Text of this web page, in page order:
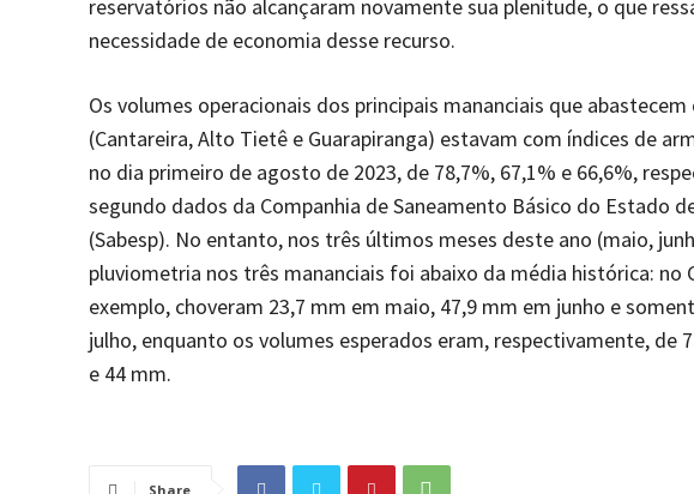
reservatórios não alcançaram novamente sua plenitude, o que
necessidade de economia desse recurso.
Os volumes operacionais dos principais mananciais que
(Cantareira, Alto Tietê e Guarapiranga) estavam com índices de
no dia primeiro de agosto de 2023, de 78,7%, 67,1% e 66,6%,
segundo dados da Companhia de Saneamento Básico do Estado
(Sabesp). No entanto, nos três últimos meses deste ano (maio,
pluviometria nos três mananciais foi abaixo da média histórica: no
exemplo, choveram 23,7 mm em maio, 47,9 mm em junho e
julho, enquanto os volumes esperados eram, respectivamente, de
e 44 mm.
Share